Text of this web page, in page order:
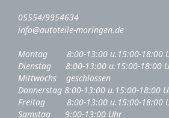
05554/9954634
info@autoteile-moringen.de
Montag 8:00-13:00 u.15:00-18:00
Dienstag 8:00-13:00 u.15:00-18:00
Mittwochs geschlossen
Donnerstag 8:00-13:00 u.15:00-18:00
Freitag 8:00-13:00 u.15:00-18:00
Samstag 9:00-13:00 Uhr